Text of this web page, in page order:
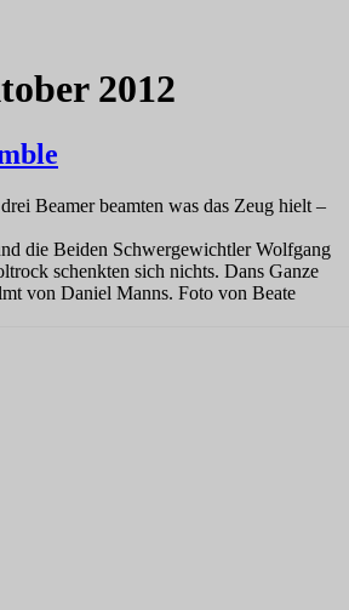
2012
Beamer beamten was das Zeug hielt –
die Beiden Schwergewichtler Wolfgang
schenkten sich nichts. Dans Ganze
von Daniel Manns. Foto von Beate